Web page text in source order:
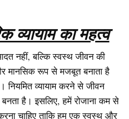
व्यायाम का महत्व
नहीं, बल्कि स्वस्थ जीवन की
मानसिक रूप से मजबूत बनाता है
नियमित व्यायाम करने से जीवन
है। इसलिए, हमें रोजाना कम से
चाहिए ताकि हम एक स्वस्थ और